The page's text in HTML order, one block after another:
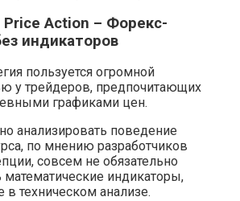
Action – Форекс-
индикаторов
пользуется огромной
у трейдеров, предпочитающих
графиками цен.
анализировать поведение
по мнению разработчиков
совсем не обязательно
математические индикаторы,
техническом анализе.